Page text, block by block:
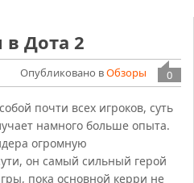
Дота 2
0
Опубликовано вОбзоры
почти всех игроков, суть
намного больше опыта.
огромную
он самый сильный герой
пока основной керри не